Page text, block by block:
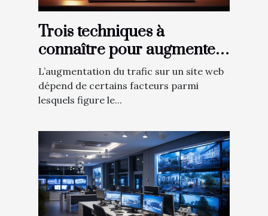
Trois techniques à
connaître pour augmenter
le trafic sur son site web
L’augmentation du trafic sur un site web
dépend de certains facteurs parmi
lesquels figure le...